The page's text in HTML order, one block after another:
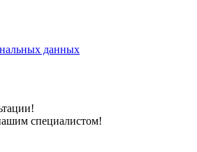
данных
специалистом!